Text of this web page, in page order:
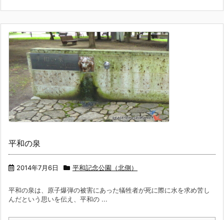
平和の泉
2014年7月6日 平和記念公園（北側）
平和の泉は、原子爆弾の被害にあった犠牲者が死に際に水を求め苦し
んだという思いを伝え、平和の ...